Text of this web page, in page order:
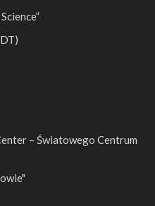
– Światowego Centrum